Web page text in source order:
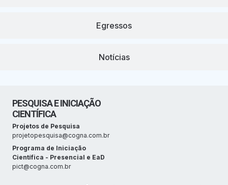
Egressos
Notícias
PESQUISA E INICIAÇÃO
CIENTÍFICA
Projetos de Pesquisa
projetopesquisa@cogna.com.br
Programa de Iniciação
Científica - Presencial e EaD
pict@cogna.com.br